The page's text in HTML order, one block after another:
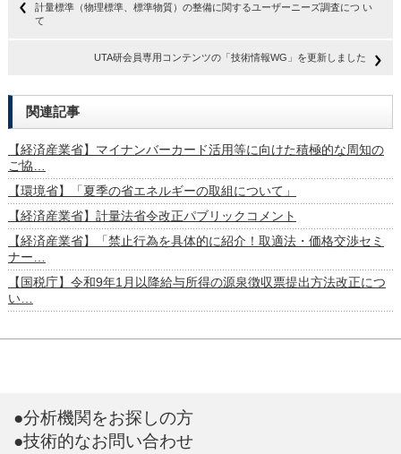
計量標準（物理標準、標準物質）の整備に関するユーザーニーズ調査につ い
て
UTA研会員専用コンテンツの「技術情報WG」を更新しました
関連記事
【経済産業省】マイナンバーカード活用等に向けた積極的な周知の
ご協…
【環境省】「夏季の省エネルギーの取組について」
【経済産業省】計量法省令改正パブリックコメント
【経済産業省】「禁止行為を具体的に紹介！取適法・価格交渉セミ
ナー…
【国税庁】令和9年1月以降給与所得の源泉徴収票提出方法改正につ
い…
●分析機関をお探しの方
●技術的なお問い合わせ